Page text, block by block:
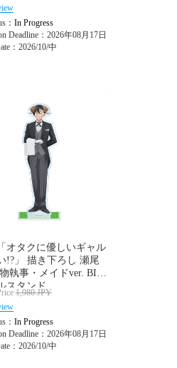
： In Progress
Deadline：2026年08月17日
：2026/10/中
オタクに優しいギャル
!?」 描き下ろし 瀬尾
執事・メイドver. BIG
スタンド
1,980JPY
： In Progress
Deadline：2026年08月17日
：2026/10/中